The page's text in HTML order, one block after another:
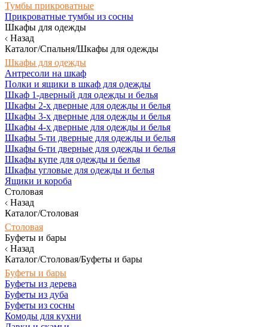
Тумбы прикроватные
Прикроватные тумбы из сосны
Шкафы для одежды
Назад
Каталог/Спальня/Шкафы для одежды
Шкафы для одежды
Антресоли на шкаф
Полки и ящики в шкаф для одежды
Шкаф 1-дверный для одежды и белья
Шкафы 2-х дверные для одежды и белья
Шкафы 3-х дверные для одежды и белья
Шкафы 4-х дверные для одежды и белья
Шкафы 5-ти дверные для одежды и белья
Шкафы 6-ти дверные для одежды и белья
Шкафы купе для одежды и белья
Шкафы угловые для одежды и белья
Ящики и короба
Столовая
Назад
Каталог/Столовая
Столовая
Буфеты и бары
Назад
Каталог/Столовая/Буфеты и бары
Буфеты и бары
Буфеты из дерева
Буфеты из дуба
Буфеты из сосны
Комоды для кухни